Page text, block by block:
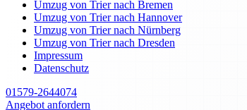
Umzug von Trier nach Bremen
Umzug von Trier nach Hannover
Umzug von Trier nach Nürnberg
Umzug von Trier nach Dresden
Impressum
Datenschutz
01579-2644074
Angebot anfordern